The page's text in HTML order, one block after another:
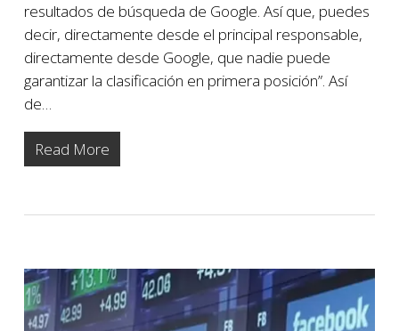
resultados de búsqueda de Google. Así que, puedes
decir, directamente desde el principal responsable,
directamente desde Google, que nadie puede
garantizar la clasificación en primera posición”. Así
de…
Read More